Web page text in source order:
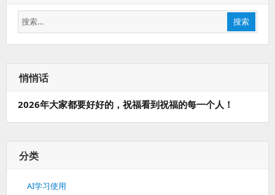
搜
索：
搜索
悄悄话
2026年大家都要好好的，祝福看到祝福的每一个人！
分类
AI学习使用